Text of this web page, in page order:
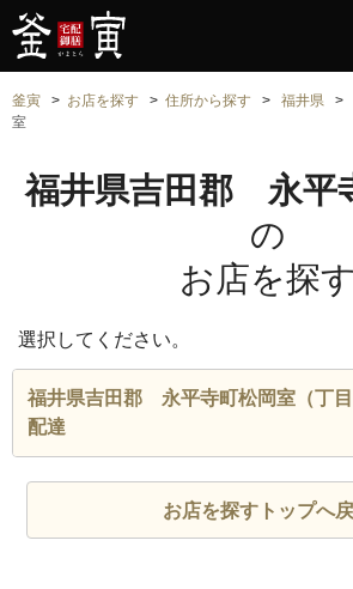
釜寅 お店を探す 住所から探す 福井県
室
福井県吉田郡 永平
の
お店を探す
選択してください。
福井県吉田郡 永平寺町松岡室（丁
配達
お店を探すトップへ